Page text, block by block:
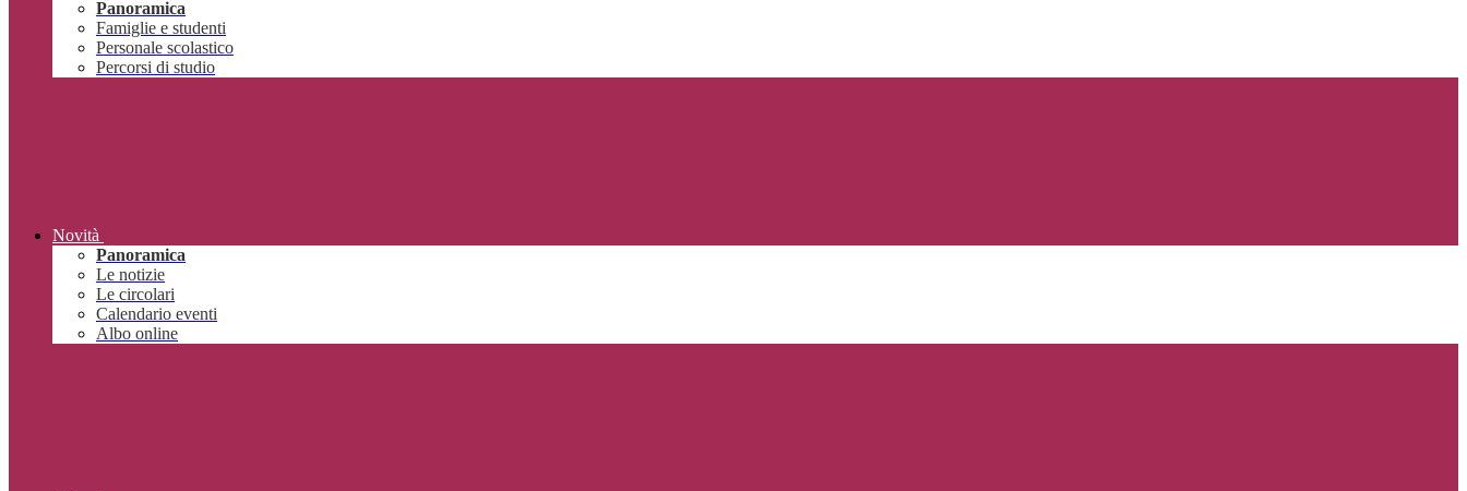
Panoramica
Famiglie e studenti
Personale scolastico
Percorsi di studio
Novità
Panoramica
Le notizie
Le circolari
Calendario eventi
Albo online